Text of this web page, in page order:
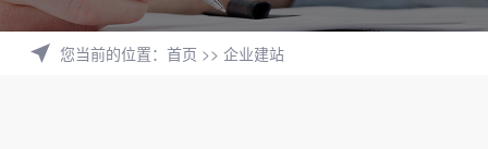
您当前的位置： 首页 >> 企业建站